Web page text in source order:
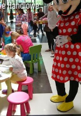
Handlowe